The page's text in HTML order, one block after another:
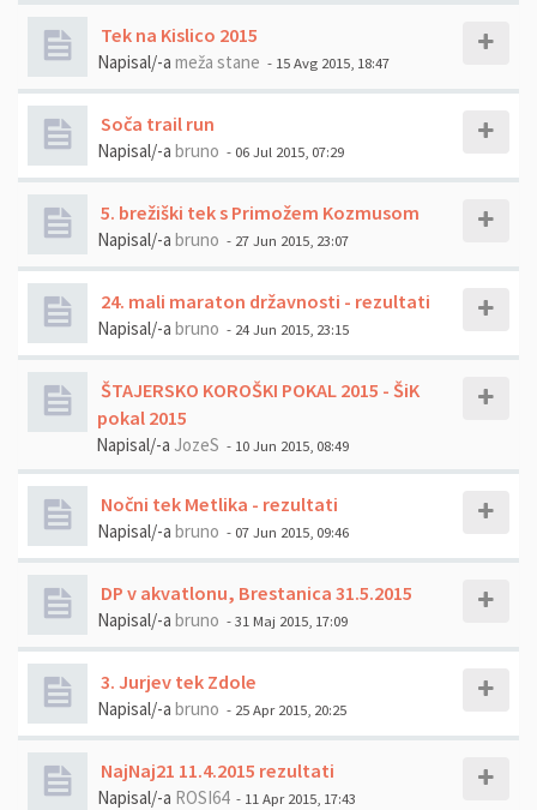
Tek na Kislico 2015
Napisal/-a meža stane - 15 Avg 2015, 18:47
Soča trail run
Napisal/-a bruno - 06 Jul 2015, 07:29
5. brežiški tek s Primožem Kozmusom
Napisal/-a bruno - 27 Jun 2015, 23:07
24. mali maraton državnosti - rezultati
Napisal/-a bruno - 24 Jun 2015, 23:15
ŠTAJERSKO KOROŠKI POKAL 2015 - ŠiK
pokal 2015
Napisal/-a JozeS - 10 Jun 2015, 08:49
Nočni tek Metlika - rezultati
Napisal/-a bruno - 07 Jun 2015, 09:46
DP v akvatlonu, Brestanica 31.5.2015
Napisal/-a bruno - 31 Maj 2015, 17:09
3. Jurjev tek Zdole
Napisal/-a bruno - 25 Apr 2015, 20:25
NajNaj21 11.4.2015 rezultati
Napisal/-a ROSI64 - 11 Apr 2015, 17:43